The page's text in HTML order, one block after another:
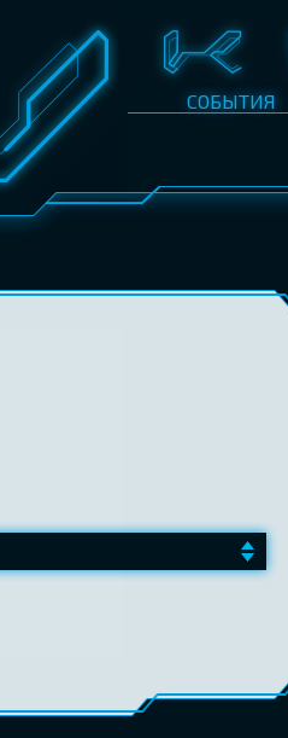
СОБЫТИЯ